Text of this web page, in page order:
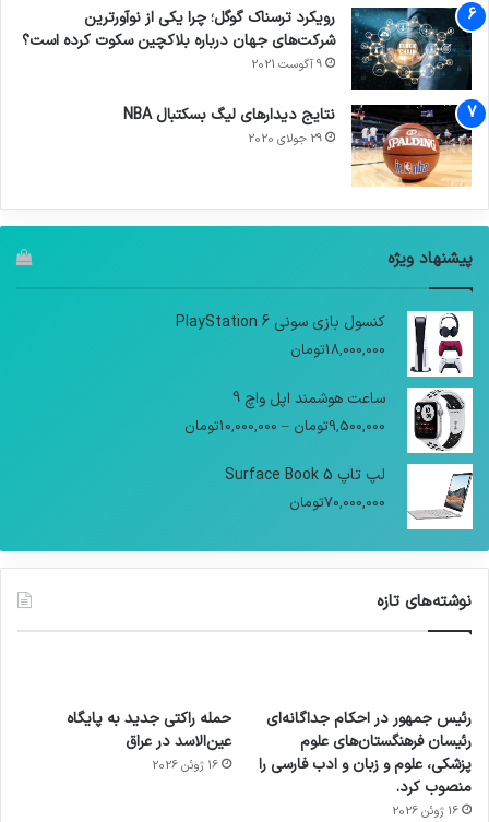
رویکرد ترسناک گوگل؛ چرا یکی از نوآورترین
شرکت‌های جهان درباره بلاکچین سکوت کرده است؟
9 آگوست 2021
نتایج دیدار‌های لیگ بسکتبال NBA
29 جولای 2020
پیشنهاد ویژه
کنسول بازی سونی PlayStation 6
18,000,000تومان
ساعت هوشمند اپل واچ 9
9,500,000تومان –
10,000,000تومان
لپ تاپ Surface Book 5
70,000,000تومان
نوشته‌های تازه
رئیس جمهور در احکام جداگانه‌ای
رئیسان فرهنگستان‌های علوم
پزشکی، علوم و زبان و ادب فارسی را
منصوب کرد.
16 ژوئن 2026
حمله راکتی جدید به پایگاه
عین‌الاسد در عراق
16 ژوئن 2026